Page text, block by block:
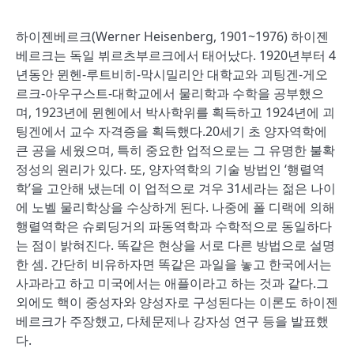
하이젠베르크(Werner Heisenberg, 1901~1976) 하이젠
베르크는 독일 뷔르츠부르크에서 태어났다. 1920년부터 4
년동안 뮌헨-루트비히-막시밀리안 대학교와 괴팅겐-게오
르크-아우구스트-대학교에서 물리학과 수학을 공부했으
며, 1923년에 뮌헨에서 박사학위를 획득하고 1924년에 괴
팅겐에서 교수 자격증을 획득했다.20세기 초 양자역학에
큰 공을 세웠으며, 특히 중요한 업적으로는 그 유명한 불확
정성의 원리가 있다. 또, 양자역학의 기술 방법인 ‘행렬역
학’을 고안해 냈는데 이 업적으로 겨우 31세라는 젊은 나이
에 노벨 물리학상을 수상하게 된다. 나중에 폴 디랙에 의해
행렬역학은 슈뢰딩거의 파동역학과 수학적으로 동일하다
는 점이 밝혀진다. 똑같은 현상을 서로 다른 방법으로 설명
한 셈. 간단히 비유하자면 똑같은 과일을 놓고 한국에서는
사과라고 하고 미국에서는 애플이라고 하는 것과 같다.그
외에도 핵이 중성자와 양성자로 구성된다는 이론도 하이젠
베르크가 주장했고, 다체문제나 강자성 연구 등을 발표했
다.